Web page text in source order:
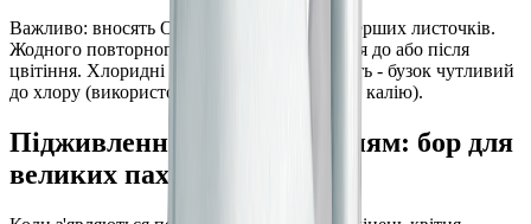
Важливо: вносять ОДИН РАЗ, при появі перших листочків.
Жодного повторного азотного підживлення до або після
цвітіння. Хлоридні добрива не застосовують - бузок чутливий
до хлору (використовуйте сульфатні форми калію).
Підживлення перед цвітінням: бор для
великих пахучих волотей